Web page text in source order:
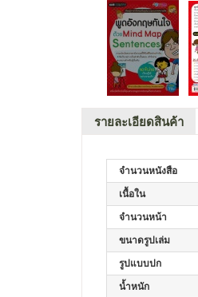
รายละเอียดสินค้า
จำนวนหนังสือ
เนื้อใน
จำนวนหน้า
ขนาดรูปเล่ม
รูปแบบปก
น้ำหนัก